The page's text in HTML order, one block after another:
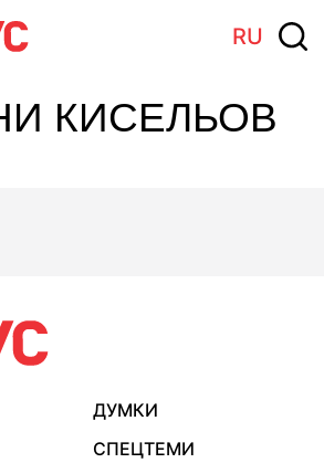
RU
КИСЕЛЬОВ
ДУМКИ
СПЕЦТЕМИ